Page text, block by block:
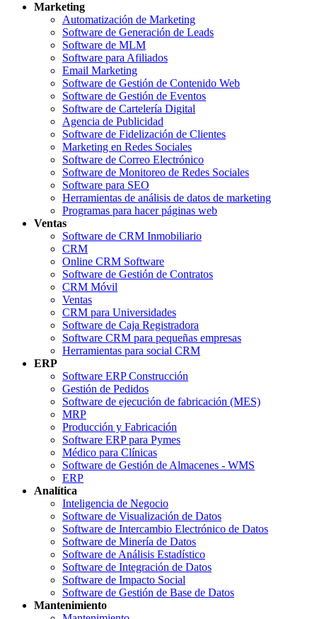
Marketing
Automatización de Marketing
Software de Generación de Leads
Software de MLM
Software para Afiliados
Email Marketing
Software de Gestión de Contenido Web
Software de Gestión de Eventos
Software de Cartelería Digital
Agencia de Publicidad
Software de Fidelización de Clientes
Marketing en Redes Sociales
Software de Correo Electrónico
Software de Monitoreo de Redes Sociales
Software para SEO
Herramientas de análisis de datos de marketing
Programas para hacer páginas web
Ventas
Software de CRM Inmobiliario
CRM
Online CRM Software
Software de Gestión de Contratos
CRM Móvil
Ventas
CRM para Universidades
Software de Caja Registradora
Software CRM para pequeñas empresas
Herramientas para social CRM
ERP
Software ERP Construcción
Gestión de Pedidos
Software de ejecución de fabricación (MES)
MRP
Producción y Fabricación
Software ERP para Pymes
Médico para Clínicas
Software de Gestión de Almacenes - WMS
ERP
Analítica
Inteligencia de Negocio
Software de Visualización de Datos
Software de Intercambio Electrónico de Datos
Software de Minería de Datos
Software de Análisis Estadístico
Software de Integración de Datos
Software de Impacto Social
Software de Gestión de Base de Datos
Mantenimiento